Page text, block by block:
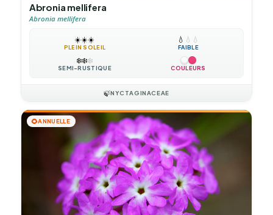
Abronia mellifera
Abronia mellifera
☀️☀️☀️
PLEIN SOLEIL
💧 💧 💧
FAIBLE
❄️❄️❄️
SEMI-RUSTIQUE COULEURS
🍃NYCTAGINACEAE
🌻ANNUELLE